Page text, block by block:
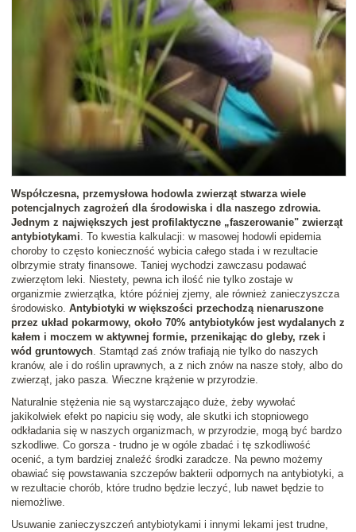
Współczesna, przemysłowa hodowla zwierząt stwarza wiele
potencjalnych zagrożeń dla środowiska i dla naszego zdrowia.
Jednym z największych jest profilaktyczne „faszerowanie" zwierząt
antybiotykami. To kwestia kalkulacji: w masowej hodowli epidemia
choroby to często konieczność wybicia całego stada i w rezultacie
olbrzymie straty finansowe. Taniej wychodzi zawczasu podawać
zwierzętom leki. Niestety, pewna ich ilość nie tylko zostaje w
organizmie zwierzątka, które później zjemy, ale również zanieczyszcza
środowisko. Antybiotyki w większości przechodzą nienaruszone
przez układ pokarmowy, około 70% antybiotyków jest wydalanych z
kałem i moczem w aktywnej formie, przenikając do gleby, rzek i
wód gruntowych. Stamtąd zaś znów trafiają nie tylko do naszych
kranów, ale i do roślin uprawnych, a z nich znów na nasze stoły, albo do
zwierząt, jako pasza. Wieczne krążenie w przyrodzie.
Naturalnie stężenia nie są wystarczająco duże, żeby wywołać
jakikolwiek efekt po napiciu się wody, ale skutki ich stopniowego
odkładania się w naszych organizmach, w przyrodzie, mogą być bardzo
szkodliwe. Co gorsza - trudno je w ogóle zbadać i tę szkodliwość
ocenić, a tym bardziej znaleźć środki zaradcze. Na pewno możemy
obawiać się powstawania szczepów bakterii odpornych na antybiotyki, a
w rezultacie chorób, które trudno będzie leczyć, lub nawet będzie to
niemożliwe.
Usuwanie zanieczyszczeń antybiotykami i innymi lekami jest trudne,